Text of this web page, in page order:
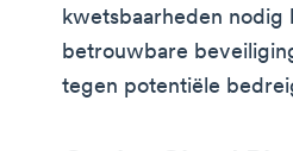
kwetsbaarheden nodig
betrouwbare
tegen potentiële